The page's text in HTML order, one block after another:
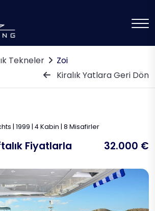
Tekneler
Zoi
Kiralık Yatlara Geri Dön
| 1999 | 4 Kabin | 8 Misafirler
Fiyatlarla 32.000 €